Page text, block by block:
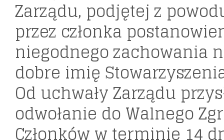
Zarządu, podjętej z
przez członka
niegodnego zachowania
dobre imię
Od uchwały Zarządu
odwołanie do Walnego
Członków w terminie 14